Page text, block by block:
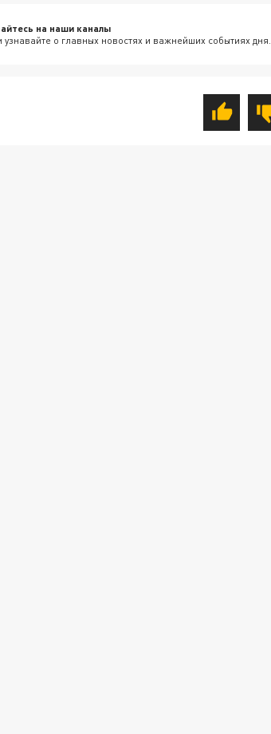
на наши каналы
о главных новостях и важнейших событиях дня.